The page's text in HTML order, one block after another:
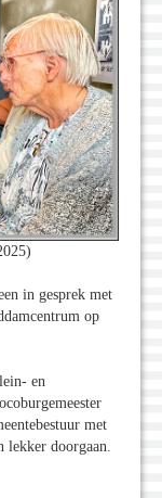
in gesprek met
op
en
met
doorgaan.